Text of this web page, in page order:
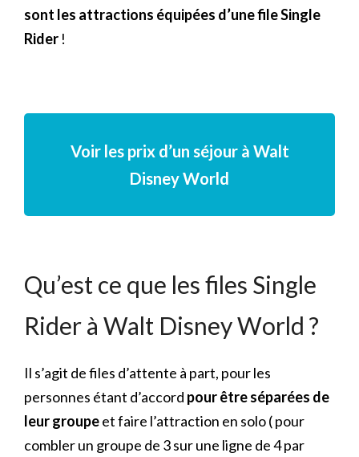
sont les attractions équipées d’une file Single
Rider !
Voir les prix d’un séjour à Walt
Disney World
Qu’est ce que les files Single
Rider à Walt Disney World ?
Il s’agit de files d’attente à part, pour les
personnes étant d’accord pour être séparées de
leur groupeet faire l’attraction en solo ( pour
combler un groupe de 3 sur une ligne de 4 par